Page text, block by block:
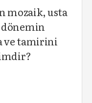
mozaik, usta
dönemin
ve tamirini